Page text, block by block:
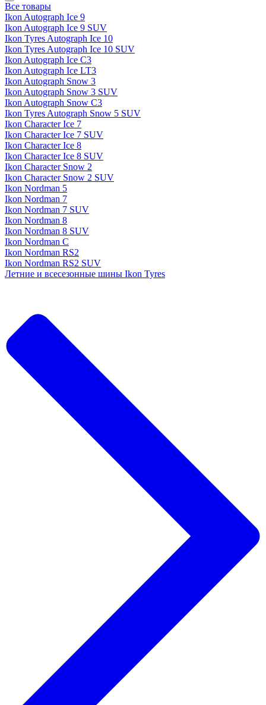
Все товары
Ikon Autograph Ice 9
Ikon Autograph Ice 9 SUV
Ikon Tyres Autograph Ice 10
Ikon Tyres Autograph Ice 10 SUV
Ikon Autograph Ice C3
Ikon Autograph Ice LT3
Ikon Autograph Snow 3
Ikon Autograph Snow 3 SUV
Ikon Autograph Snow C3
Ikon Tyres Autograph Snow 5 SUV
Ikon Character Ice 7
Ikon Character Ice 7 SUV
Ikon Character Ice 8
Ikon Character Ice 8 SUV
Ikon Character Snow 2
Ikon Character Snow 2 SUV
Ikon Nordman 5
Ikon Nordman 7
Ikon Nordman 7 SUV
Ikon Nordman 8
Ikon Nordman 8 SUV
Ikon Nordman C
Ikon Nordman RS2
Ikon Nordman RS2 SUV
Летние и всесезонные шины Ikon Tyres